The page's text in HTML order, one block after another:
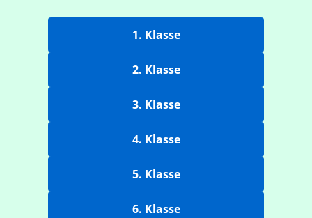
1. Klasse
2. Klasse
3. Klasse
4. Klasse
5. Klasse
6. Klasse